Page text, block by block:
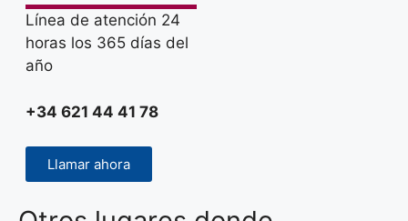
Línea de atención 24
horas los 365 días del
año
+34 621 44 41 78
Llamar ahora